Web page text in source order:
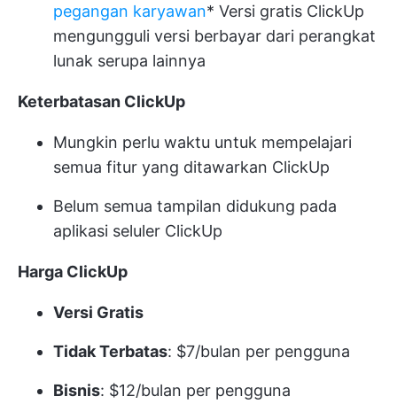
pegangan karyawan* Versi gratis ClickUp
mengungguli versi berbayar dari perangkat
lunak serupa lainnya
Keterbatasan ClickUp
Mungkin perlu waktu untuk mempelajari
semua fitur yang ditawarkan ClickUp
Belum semua tampilan didukung pada
aplikasi seluler ClickUp
Harga ClickUp
Versi Gratis
Tidak Terbatas: $7/bulan per pengguna
Bisnis: $12/bulan per pengguna